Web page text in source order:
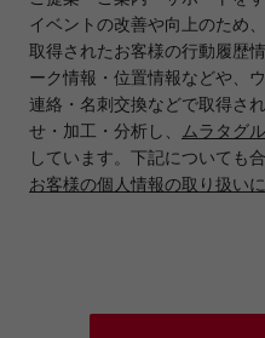
イベントの改善や向上のため
取得されたお客様の行動履歴
ーク情報・位置情報などや、
連絡・名刺交換などで取得さ
せ・加工・分析し、
ムラタグ
しています。下記についても
お客様の個人情報の取り扱い